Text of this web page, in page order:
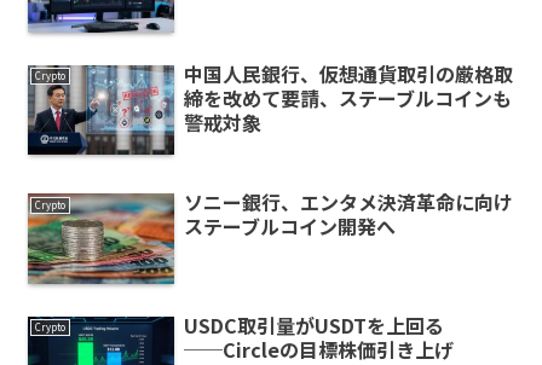
Crypto
中国人民銀行、仮想通貨取引の厳格取
締を改めて要請、ステーブルコインも
警戒対象
Crypto
ソニー銀行、エンタメ決済革命に向け
ステーブルコイン開発へ
Crypto
USDC取引量がUSDTを上回る
──Circleの目標株価引き上げ